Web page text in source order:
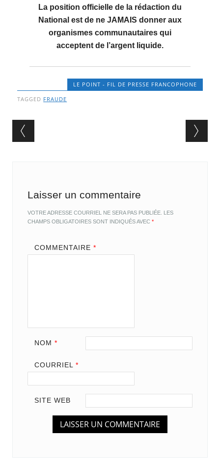
La position officielle de la rédaction du
National est de ne JAMAIS donner aux
organismes communautaires qui
acceptent de l’argent liquide.
LE POINT - FIL DE PRESSE FRANCOPHONE
TAGGED FRAUDE
Post navigation
Laisser un commentaire
VOTRE ADRESSE COURRIEL NE SERA PAS PUBLIÉE. LES
CHAMPS OBLIGATOIRES SONT INDIQUÉS AVEC*
COMMENTAIRE *
NOM *
COURRIEL *
SITE WEB